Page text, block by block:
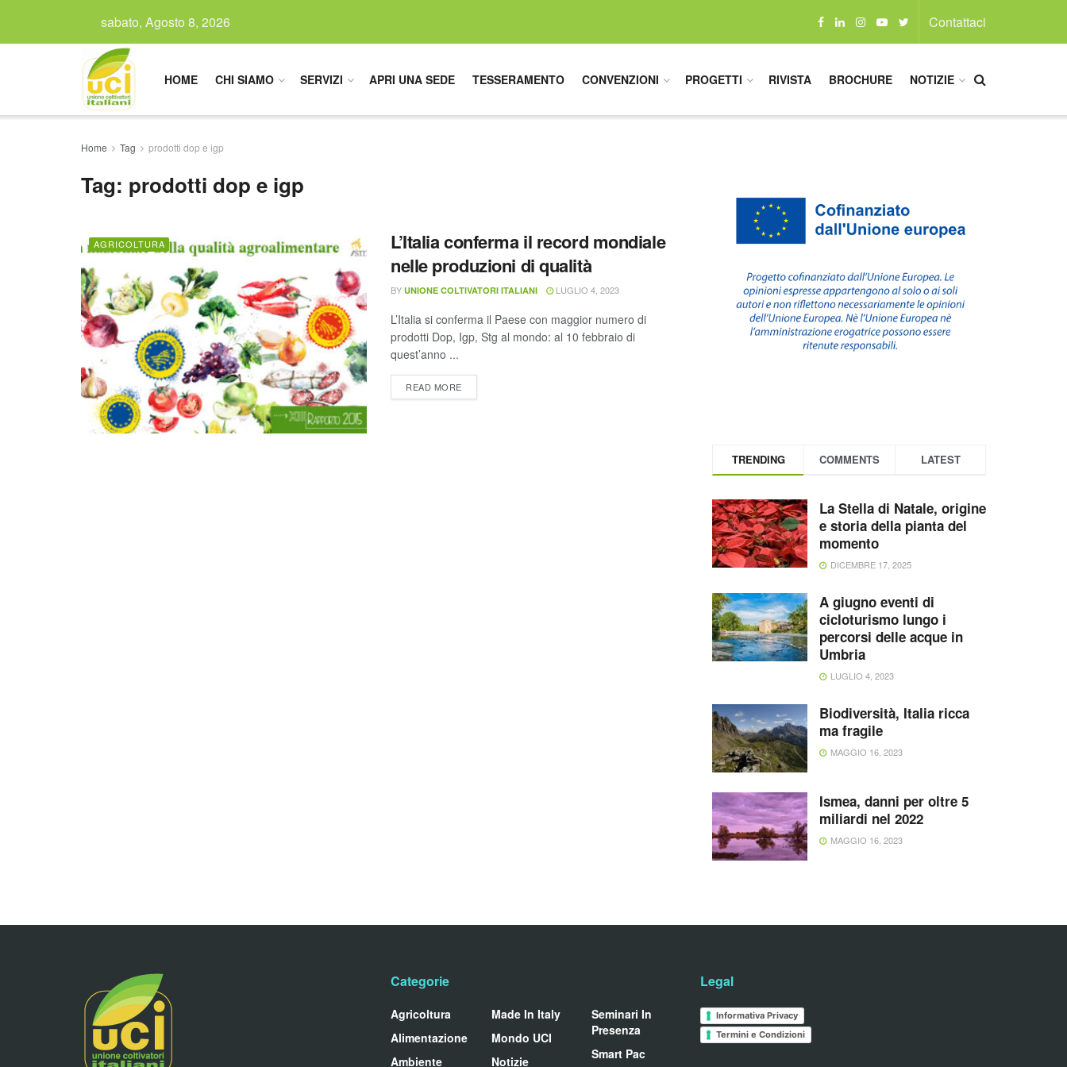
sabato, Agosto 8, 2026 Contattaci
HOME CHI SIAMO SERVIZI APRI UNA SEDE TESSERAMENTO CONVENZIONI PROGETTI RIVISTA BROCHURE NOTIZIE
Home Tag prodotti dop e igp
Tag: prodotti dop e igp
AGRICOLTURA
L’Italia conferma il record mondiale
nelle produzioni di qualità
BY UNIONE COLTIVATORI ITALIANI LUGLIO 4, 2023
L’Italia si conferma il Paese con maggior numero di
prodotti Dop, Igp, Stg al mondo: al 10 febbraio di
quest’anno ...
READ MORE
TRENDING COMMENTS LATEST
La Stella di Natale, origine
e storia della pianta del
momento
DICEMBRE 17, 2025
A giugno eventi di
cicloturismo lungo i
percorsi delle acque in
Umbria
LUGLIO 4, 2023
Biodiversità, Italia ricca
ma fragile
MAGGIO 16, 2023
Ismea, danni per oltre 5
miliardi nel 2022
MAGGIO 16, 2023
Categorie
Agricoltura
Alimentazione
Ambiente
Made In Italy
Mondo UCI
Notizie
Seminari In
Presenza
Smart Pac
Legal
Informativa Privacy
Termini e Condizioni